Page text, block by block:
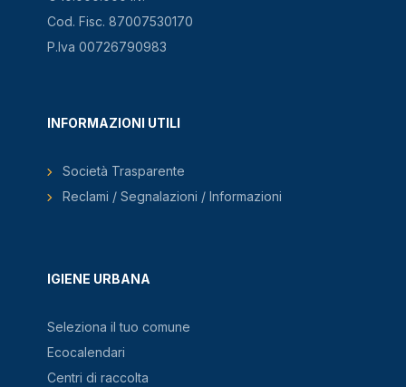
Cod. Fisc. 87007530170
P.Iva 00726790983
IGIENE URBANA
Seleziona il tuo comune
Ecocalendari
Centri di raccolta
INFORMAZIONI UTILI
Società Trasparente
Reclami / Segnalazioni / Informazioni